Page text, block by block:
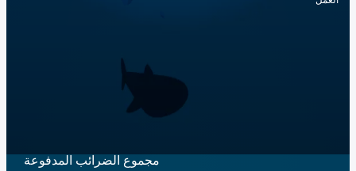
مجموع الضرائب المدفوعة